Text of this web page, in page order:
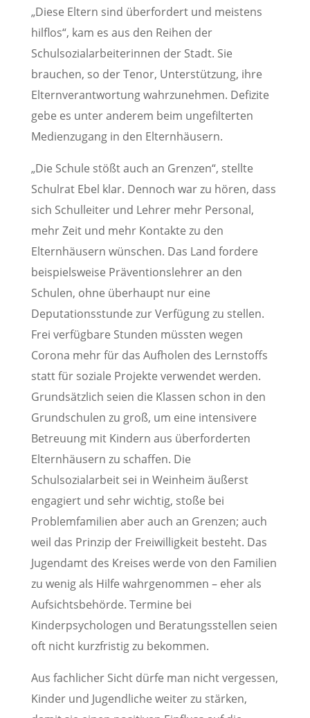
„Diese Eltern sind überfordert und meistens
hilflos“, kam es aus den Reihen der
Schulsozialarbeiterinnen der Stadt. Sie
brauchen, so der Tenor, Unterstützung, ihre
Elternverantwortung wahrzunehmen. Defizite
gebe es unter anderem beim ungefilterten
Medienzugang in den Elternhäusern.
„Die Schule stößt auch an Grenzen“, stellte
Schulrat Ebel klar. Dennoch war zu hören, dass
sich Schulleiter und Lehrer mehr Personal,
mehr Zeit und mehr Kontakte zu den
Elternhäusern wünschen. Das Land fordere
beispielsweise Präventionslehrer an den
Schulen, ohne überhaupt nur eine
Deputationsstunde zur Verfügung zu stellen.
Frei verfügbare Stunden müssten wegen
Corona mehr für das Aufholen des Lernstoffs
statt für soziale Projekte verwendet werden.
Grundsätzlich seien die Klassen schon in den
Grundschulen zu groß, um eine intensivere
Betreuung mit Kindern aus überforderten
Elternhäusern zu schaffen. Die
Schulsozialarbeit sei in Weinheim äußerst
engagiert und sehr wichtig, stoße bei
Problemfamilien aber auch an Grenzen; auch
weil das Prinzip der Freiwilligkeit besteht. Das
Jugendamt des Kreises werde von den Familien
zu wenig als Hilfe wahrgenommen – eher als
Aufsichtsbehörde. Termine bei
Kinderpsychologen und Beratungsstellen seien
oft nicht kurzfristig zu bekommen.
Aus fachlicher Sicht dürfe man nicht vergessen,
Kinder und Jugendliche weiter zu stärken,